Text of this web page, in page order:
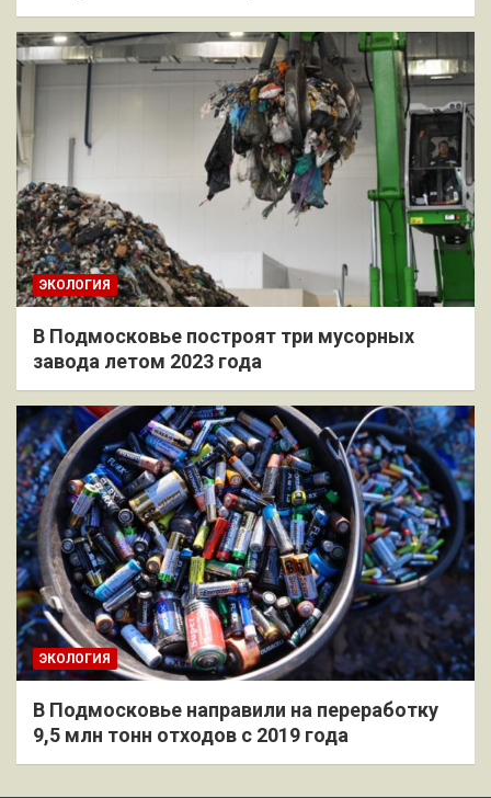
ЭКОЛОГИЯ
В Подмосковье построят три мусорных
завода летом 2023 года
ЭКОЛОГИЯ
В Подмосковье направили на переработку
9,5 млн тонн отходов с 2019 года